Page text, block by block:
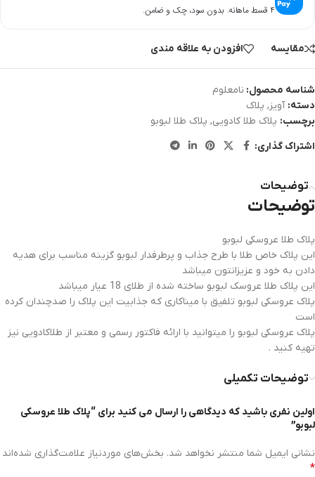
۴ قسط ماهانه. بدون سود، چک و ضامن.
مقایسه افزودن به علاقه مندی
شناسه محصول: نامعلوم
دسته: آویز, پلاک
برچسب: پلاک طلا کادویی, پلاک طلا لبوبو
اشتراک گذاری:
توضیحات
توضیحات
پلاک طلا عروسکی لبوبو
این پلاک خاص طلا با طرح جذاب و پرطرفدار لبوبو گزینه مناسب برای هدیه
دادن به خود و عزیزانتون میباشد
این پلاک طلا عروسک لبوبو ساخته شده از طلای 18 عیار میباشد
پلاک عروسکی لبوبو تلفیق با میناکاری که جذابیت این پلاک را صدچندان کرده
است
پلاک عروسکی لبوبو را میتوانید با ارائه فاکتور رسمی و معتبر از طلاکادویی نیز
تهیه کنید .
توضیحات تکمیلی
اولین نفری باشید که دیدگاهی را ارسال می کنید برای “پلاک طلا عروسکی
لبوبو”
نشانی ایمیل شما منتشر نخواهد شد. بخش‌های موردنیاز علامت‌گذاری شده‌اند
*